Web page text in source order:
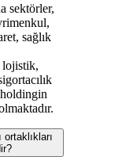
sektörler,
sağlık
lojistik,